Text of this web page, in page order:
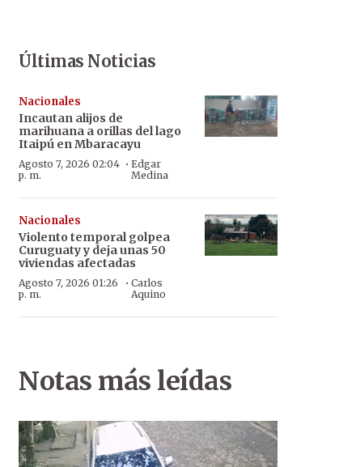
Últimas Noticias
Nacionales
Incautan alijos de
marihuana a orillas del lago
Itaipú en Mbaracayu
Agosto 7, 2026 02:04
p. m.
· Edgar
Medina
Nacionales
Violento temporal golpea
Curuguaty y deja unas 50
viviendas afectadas
Agosto 7, 2026 01:26
p. m.
· Carlos
Aquino
Notas más leídas